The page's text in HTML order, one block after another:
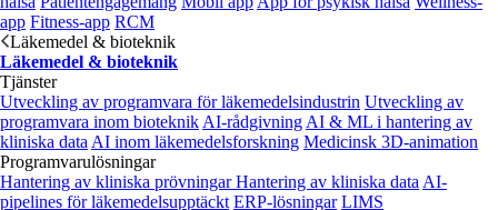
app Fitness-app RCM
Läkemedel & bioteknik
Läkemedel & bioteknik
Tjänster
Utveckling av programvara för läkemedelsindustrin Utveckling av
programvara inom bioteknik AI-rådgivning AI & ML i hantering av
kliniska data AI inom läkemedelsforskning Medicinsk 3D-animation
Programvarulösningar
Hantering av kliniska prövningarHantering av kliniska data AI-
pipelines för läkemedelsupptäckt ERP-lösningar LIMS